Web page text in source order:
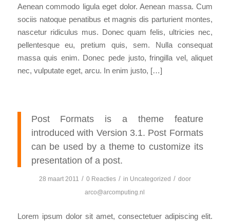
Aenean commodo ligula eget dolor. Aenean massa. Cum
sociis natoque penatibus et magnis dis parturient montes,
nascetur ridiculus mus. Donec quam felis, ultricies nec,
pellentesque eu, pretium quis, sem. Nulla consequat
massa quis enim. Donec pede justo, fringilla vel, aliquet
nec, vulputate eget, arcu. In enim justo, […]
Post Formats is a theme feature
introduced with Version 3.1. Post Formats
can be used by a theme to customize its
presentation of a post.
28 maart 2011 / 0 Reacties / in Uncategorized / door
arco@arcomputing.nl
Lorem ipsum dolor sit amet, consectetuer adipiscing elit.